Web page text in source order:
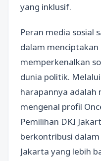
yang inklusif.
Peran media sosial
dalam menciptakan
memperkenalkan
dunia politik.
harapannya adalah
mengenal profil
Pemilihan DKI
berkontribusi
Jakarta yang lebih